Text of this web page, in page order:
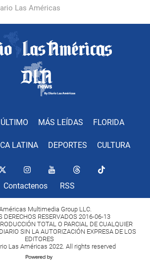
Las Américas
MÁS LEÍDAS FLORIDA
LATINA DEPORTES CULTURA
Contactenos RSS
Multimedia Group LLC.
DERECHOS RESERVADOS 2016-06-13
TOTAL O PARCIAL DE CUALQUIER
SIN LA AUTORIZACIÓN EXPRESA DE LOS
EDITORES
Las Américas 2022. All rights reserved